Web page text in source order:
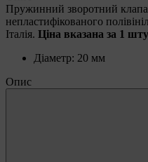
Пружинний зворотний
непластифікованого
Італія. Ціна вказана за 1
Діаметр: 20 мм
Опис